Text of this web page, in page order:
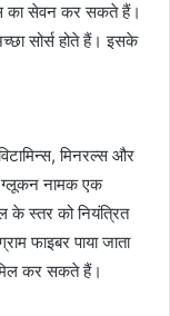
का सेवन कर सकते हैं।
सोर्स होते हैं। इसके
मिनरल्स और
ग्लूकन नामक एक
के स्तर को नियंत्रित
फाइबर पाया जाता
कर सकते हैं।